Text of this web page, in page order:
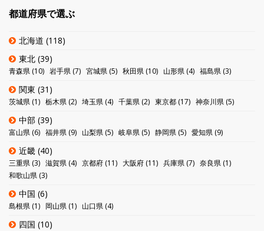
都道府県で選ぶ
北海道 (118)
東北 (39)
青森県 (10) 岩手県 (7) 宮城県 (5) 秋田県 (10) 山形県 (4) 福島県 (3)
関東 (31)
茨城県 (1) 栃木県 (2) 埼玉県 (4) 千葉県 (2) 東京都 (17) 神奈川県 (5)
中部 (39)
富山県 (6) 福井県 (9) 山梨県 (5) 岐阜県 (5) 静岡県 (5) 愛知県 (9)
近畿 (40)
三重県 (3) 滋賀県 (4) 京都府 (11) 大阪府 (11) 兵庫県 (7) 奈良県 (1)
和歌山県 (3)
中国 (6)
島根県 (1) 岡山県 (1) 山口県 (4)
四国 (10)